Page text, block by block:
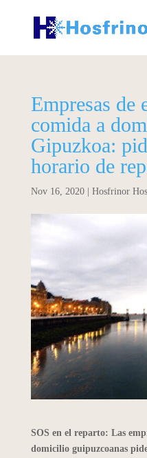
Empresas de
comida a
Gipuzkoa:
horario de
Nov 16, 2020| Hosfrinor
SOS en el reparto: Las
domicilio guipuzcoanas